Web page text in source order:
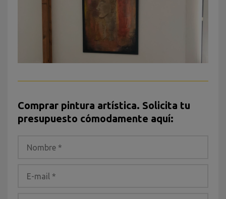
Comprar pintura artística. Solicita tu
presupuesto cómodamente aquí: